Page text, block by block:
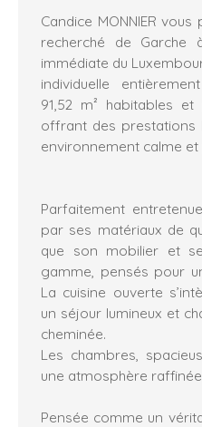
Candice MONNIER
recherché de Garche
immédiate du
individuelle
91,52 m² habitables
offrant des prestations
environnement calme et
Parfaitement
par ses matériaux de
que son mobilier et
gamme, pensés pour
La cuisine ouverte
un séjour lumineux et
cheminée.
Les chambres,
une atmosphère
Pensée comme un